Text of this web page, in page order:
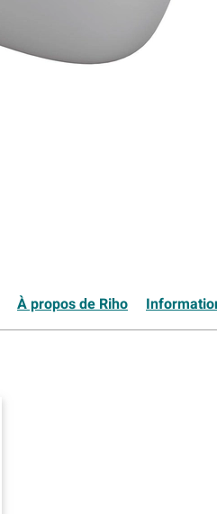
À propos de Riho